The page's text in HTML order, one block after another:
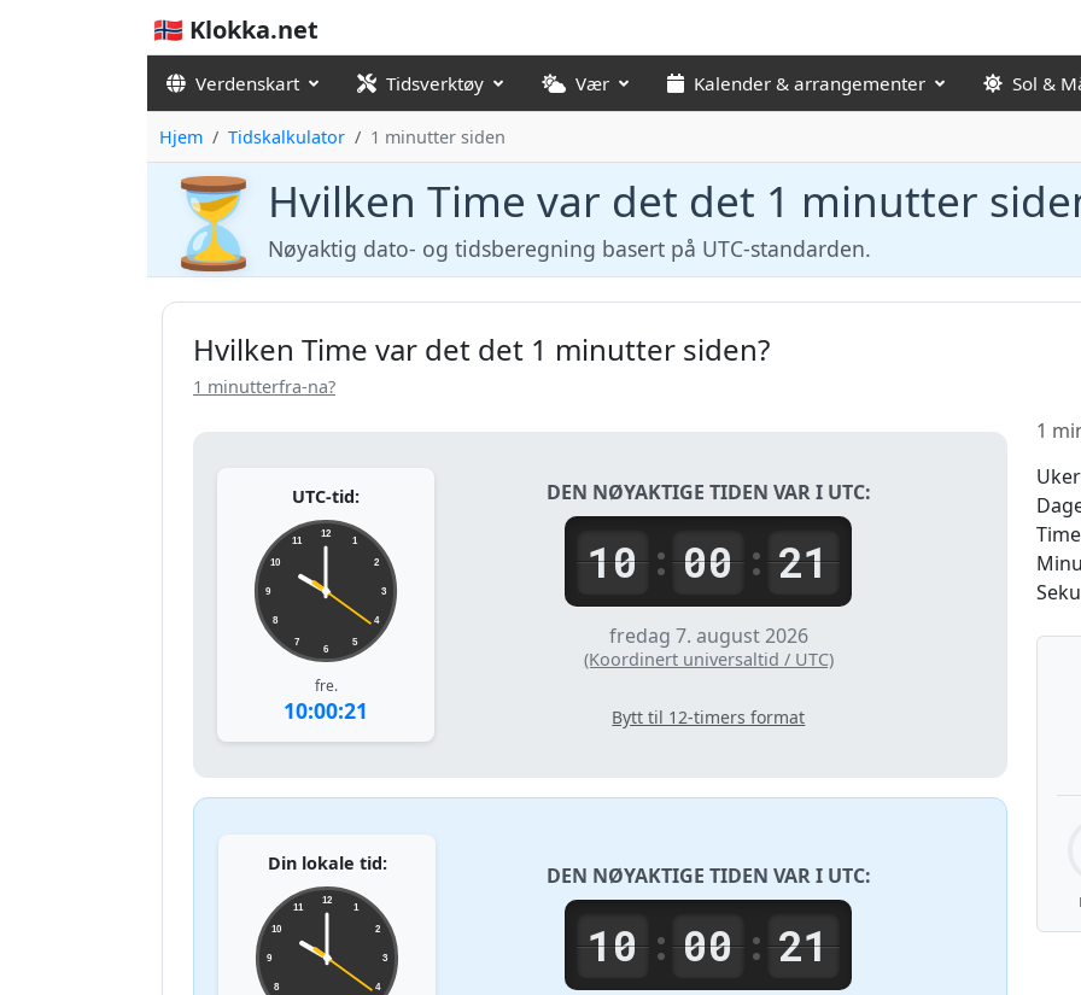
🇳🇴 Klokka.net
Verdenskart Tidsverktøy Vær Kalender & arrangementer Sol &
Hjem Tidskalkulator 1 minutter siden
⏳ Hvilken Time var det det 1 minutter
Nøyaktig dato- og tidsberegning basert på UTC-standarden.
Hvilken Time var det det 1 minutter siden?
1 minutterfra-na?
UTC-tid:
12
1
2
3
4
5
6
7
8
9
10
11
fre.
10:00:21
DEN NØYAKTIGE TIDEN VAR I UTC:
10 : 00 : 21
fredag 7. august 2026
(Koordinert universaltid / UTC)
Bytt til 12-timers format
Din lokale tid:
12
1
2
3
4
8
9
10
11
DEN NØYAKTIGE TIDEN VAR I UTC:
10 : 00 : 21
1
Uker